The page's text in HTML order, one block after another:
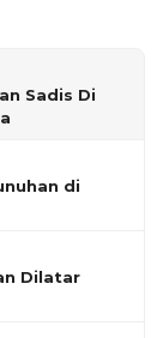
Sadis Di
di
Dilatar